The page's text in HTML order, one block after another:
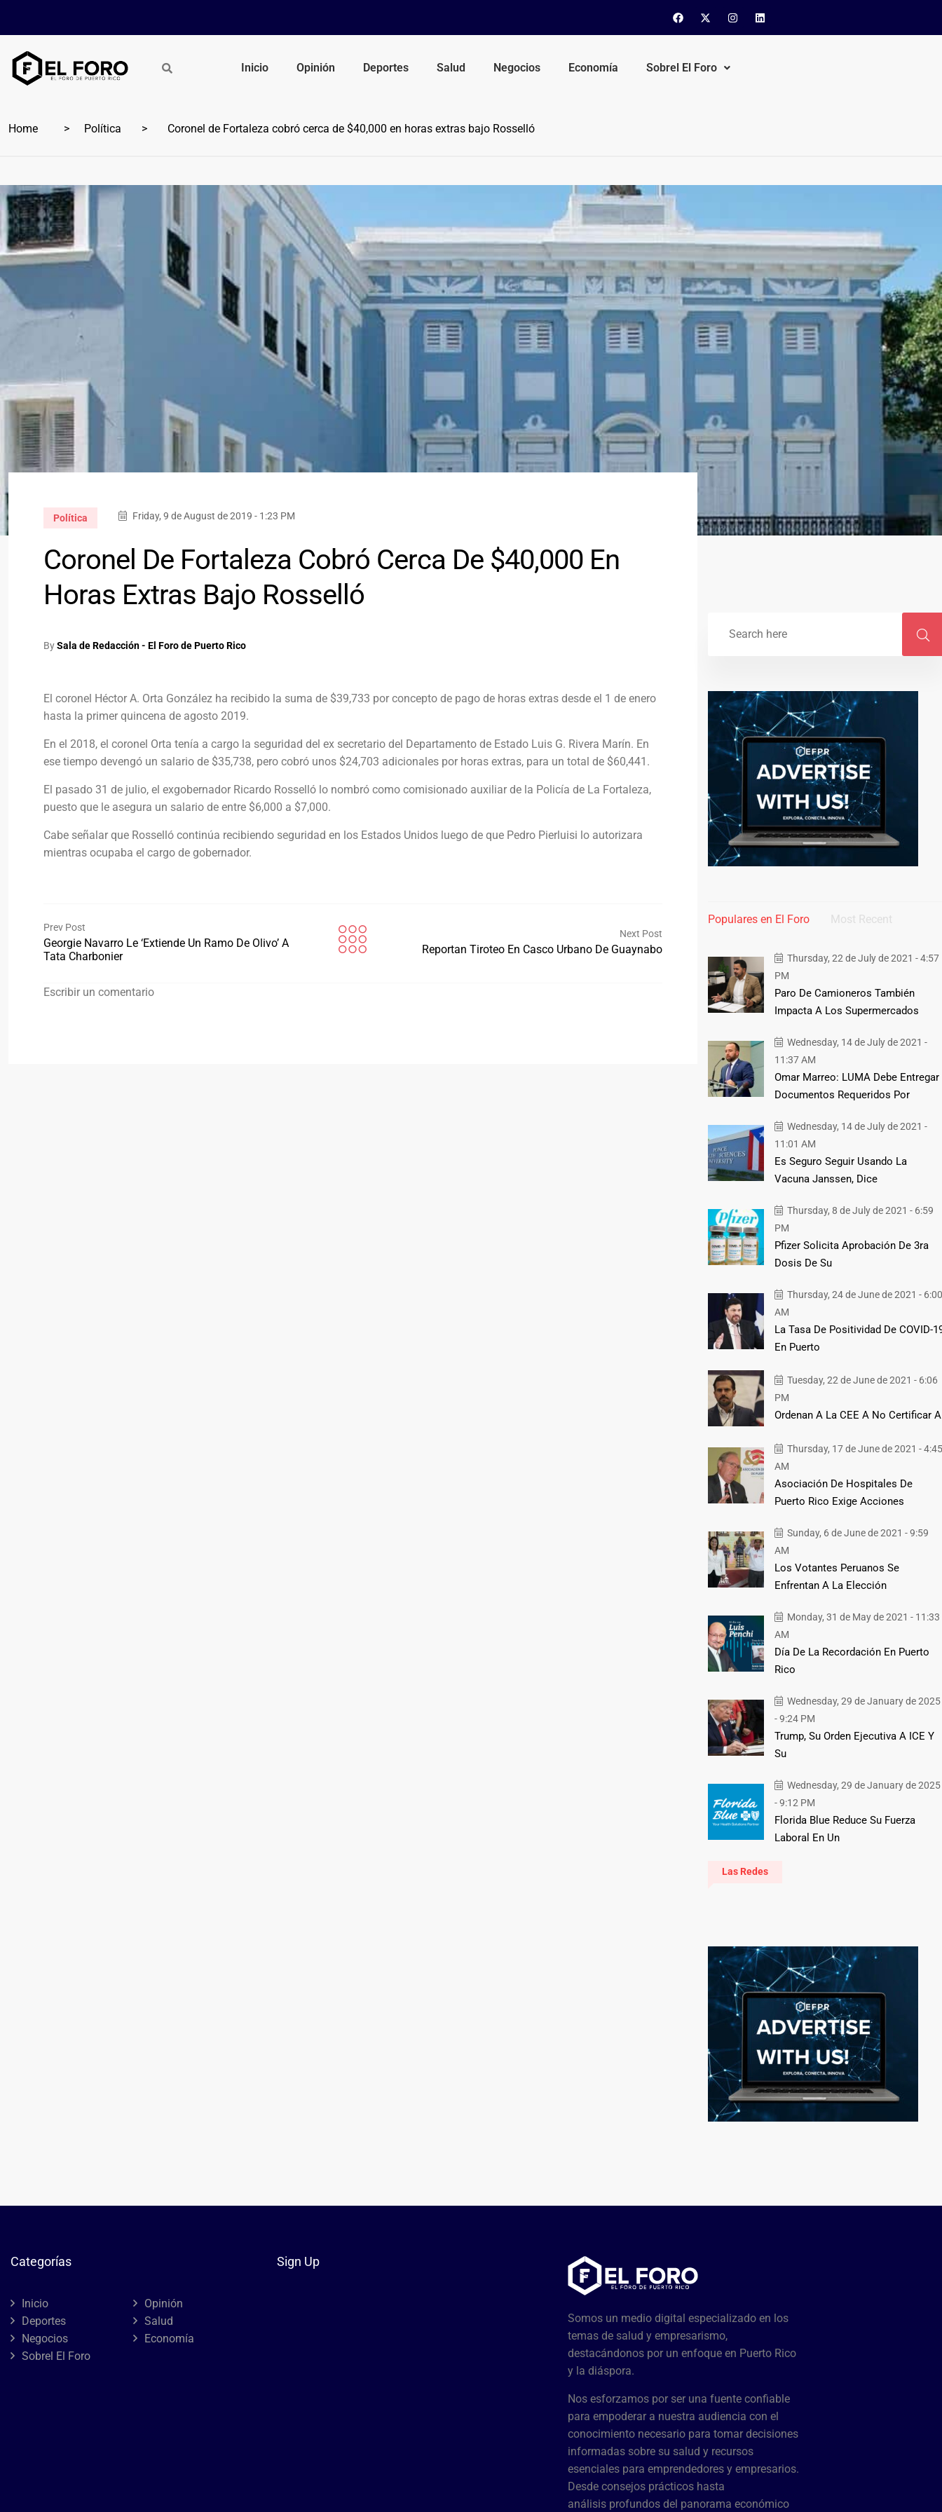
Inicio Opinión Deportes Salud Negocios Economía Sobrel El Foro
Home Política Coronel de Fortaleza cobró cerca de $40,000 en horas extras bajo Rosselló
Política Friday, 9 de August de 2019 - 1:23 PM
Coronel De Fortaleza Cobró Cerca De $40,000 En
Horas Extras Bajo Rosselló
BySala de Redacción - El Foro de Puerto Rico
El coronel Héctor A. Orta González ha recibido la suma de $39,733 por concepto de pago de horas extras desde el 1 de enero
hasta la primer quincena de agosto 2019.
En el 2018, el coronel Orta tenía a cargo la seguridad del ex secretario del Departamento de Estado Luis G. Rivera Marín. En
ese tiempo devengó un salario de $35,738, pero cobró unos $24,703 adicionales por horas extras, para un total de $60,441.
El pasado 31 de julio, el exgobernador Ricardo Rosselló lo nombró como comisionado auxiliar de la Policía de La Fortaleza,
puesto que le asegura un salario de entre $6,000 a $7,000.
Cabe señalar que Rosselló continúa recibiendo seguridad en los Estados Unidos luego de que Pedro Pierluisi lo autorizara
mientras ocupaba el cargo de gobernador.
Prev Post
Georgie Navarro Le ‘extiende Un Ramo De Olivo’ A
Tata Charbonier
Next Post
Reportan Tiroteo En Casco Urbano De Guaynabo
Escribir un comentario
Populares en El Foro Most Recent
Thursday, 22 de July de 2021 - 4:57
PM
Paro De Camioneros También
Impacta A Los Supermercados
Wednesday, 14 de July de 2021 -
11:37 AM
Omar Marreo: LUMA Debe Entregar
Documentos Requeridos Por
Wednesday, 14 de July de 2021 -
11:01 AM
Es Seguro Seguir Usando La
Vacuna Janssen, Dice
Thursday, 8 de July de 2021 - 6:59
PM
Pfizer Solicita Aprobación De 3ra
Dosis De Su
Thursday, 24 de June de 2021 - 6:00
AM
La Tasa De Positividad De COVID-
En Puerto
Tuesday, 22 de June de 2021 - 6:06
PM
Ordenan A La CEE A No Certificar A
Thursday, 17 de June de 2021 - 4:45
AM
Asociación De Hospitales De
Puerto Rico Exige Acciones
Sunday, 6 de June de 2021 - 9:59
AM
Los Votantes Peruanos Se
Enfrentan A La Elección
Monday, 31 de May de 2021 - 11:33
AM
Día De La Recordación En Puerto
Rico
Wednesday, 29 de January de 2025
- 9:24 PM
Trump, Su Orden Ejecutiva A ICE Y
Su
Wednesday, 29 de January de 2025
- 9:12 PM
Florida Blue Reduce Su Fuerza
Laboral En Un
Las Redes
Categorías
Inicio
Opinión
Deportes
Salud
Negocios
Economía
Sobrel El Foro
Sign Up
Somos un medio digital especializado en los
temas de salud y empresarismo,
destacándonos por un enfoque en Puerto Rico
y la diáspora.
Nos esforzamos por ser una fuente confiable
para empoderar a nuestra audiencia con el
conocimiento necesario para tomar decisiones
informadas sobre su salud y recursos
esenciales para emprendedores y empresarios.
Desde consejos prácticos hasta
análisis profundos del panorama económico